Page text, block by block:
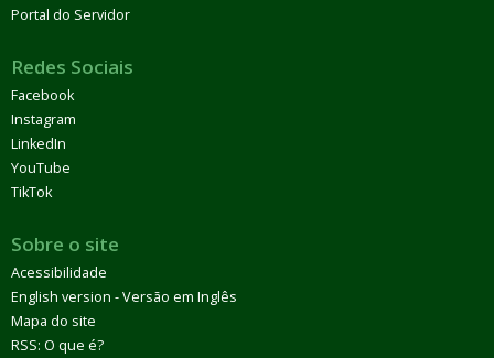
Portal do Servidor
Redes Sociais
Facebook
Instagram
LinkedIn
YouTube
TikTok
Sobre o site
Acessibilidade
English version - Versão em Inglês
Mapa do site
RSS: O que é?